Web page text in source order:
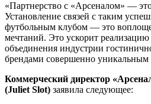
«Партнерство с «Арсеналом» —
Установление связей с таким
футбольным клубом — это
мечтаний. Это ускорит
объединения индустрии
брендами совершенно уникальным
Коммерческий директор
(Juliet Slot) заявила следующее: